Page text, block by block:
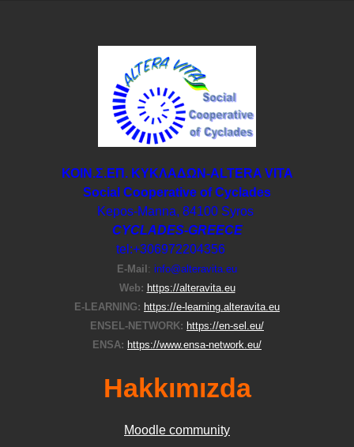
ΚΟΙΝ.Σ.ΕΠ. ΚΥΚΛΑΔΩΝ-ΑLTERA VITA
Social Cooperative of Cyclades
Kepos-Manna, 84100 Syros
CYCLADES-GREECE
tel:+306972204356
E-Μail : info@alteravita.eu
Web: https://alteravita.eu
E-LEARNING: https://e-learning.alteravita.eu
ENSEL-NETWORK: https://en-sel.eu/
ENSA: https://www.ensa-network.eu/
Hakkımızda
Moodle community